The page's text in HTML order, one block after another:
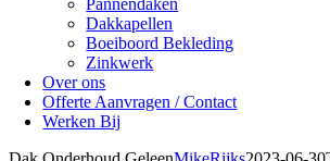
Pannendaken
Dakkapellen
Boeiboord Bekleding
Zinkwerk
Over ons
Offerte Aanvragen / Contact
Werken Bij